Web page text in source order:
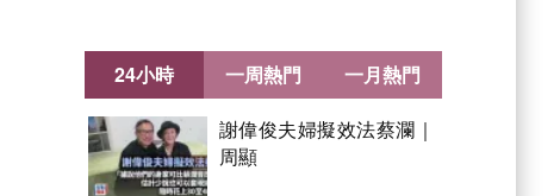
24小時
謝偉俊夫婦擬效法蔡瀾｜
周顯
一周熱門 一月熱門